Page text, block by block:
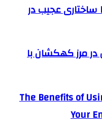
عجیب در
مرز کهکشان با
The Benefits of
Your